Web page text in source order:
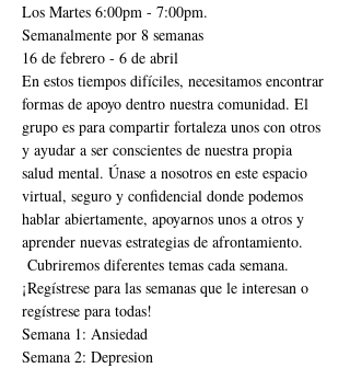
Los Martes 6:00pm - 7:00pm.
Semanalmente por 8 semanas
16 de febrero - 6 de abril
En estos tiempos difíciles, necesitamos encontrar
formas de apoyo dentro nuestra comunidad. El
grupo es para compartir fortaleza unos con otros
y ayudar a ser conscientes de nuestra propia
salud mental. Únase a nosotros en este espacio
virtual, seguro y confidencial donde podemos
hablar abiertamente, apoyarnos unos a otros y
aprender nuevas estrategias de afrontamiento.
Cubriremos diferentes temas cada semana.
¡Regístrese para las semanas que le interesan o
regístrese para todas!
Semana 1: Ansiedad
Semana 2: Depresion